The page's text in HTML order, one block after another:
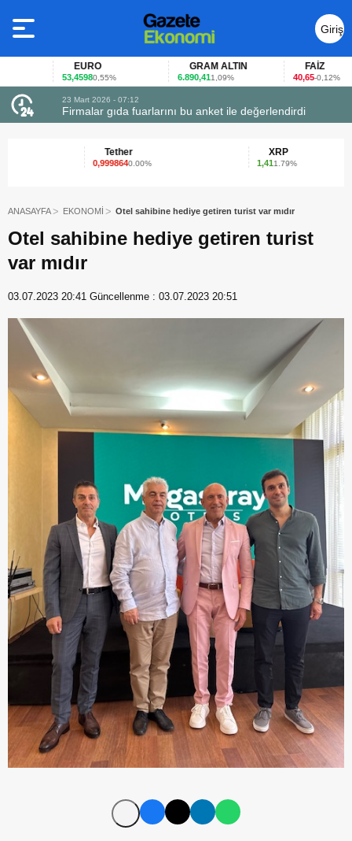
Giriş
Yap
EURO
53,45980,55%
GRAM ALTIN
6.890,411,09%
FAİZ
40,65 -0,12%
23 Mart 2026 - 07:12
Firmalar gıda fuarlarını bu anket ile değerlendirdi
Tether
0,999864 0.00% 1.79%
ANASAYFA EKONOMİ Otel sahibine hediye getiren turist var mıdır
Otel sahibine hediye getiren turist
var mıdır
03.07.2023 20:41 Güncellenme : 03.07.2023 20:51